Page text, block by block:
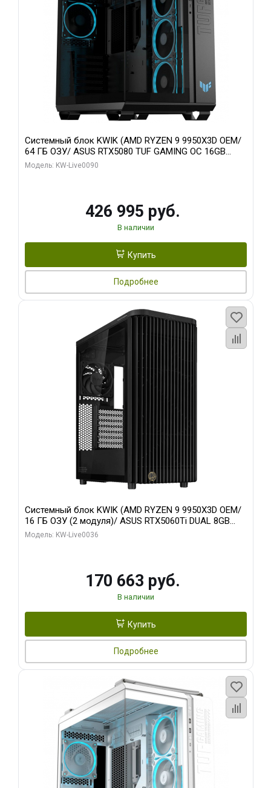
Системный блок KWIK (AMD RYZEN 9 9950X3D OEM/
64 ГБ ОЗУ/ ASUS RTX5080 TUF GAMING OC 16GB
GDDR7 256bit 3xDP 3x/ 1 ТБ SSD)
Модель: KW-Live0090
426 995 руб.
В наличии
Купить
Подробнее
Системный блок KWIK (AMD RYZEN 9 9950X3D OEM/
16 ГБ ОЗУ (2 модуля)/ ASUS RTX5060Ti DUAL 8GB
GDDR7 128bit 3xDP HDMI 2FAN / 960 ГБ SSD)
Модель: KW-Live0036
170 663 руб.
В наличии
Купить
Подробнее